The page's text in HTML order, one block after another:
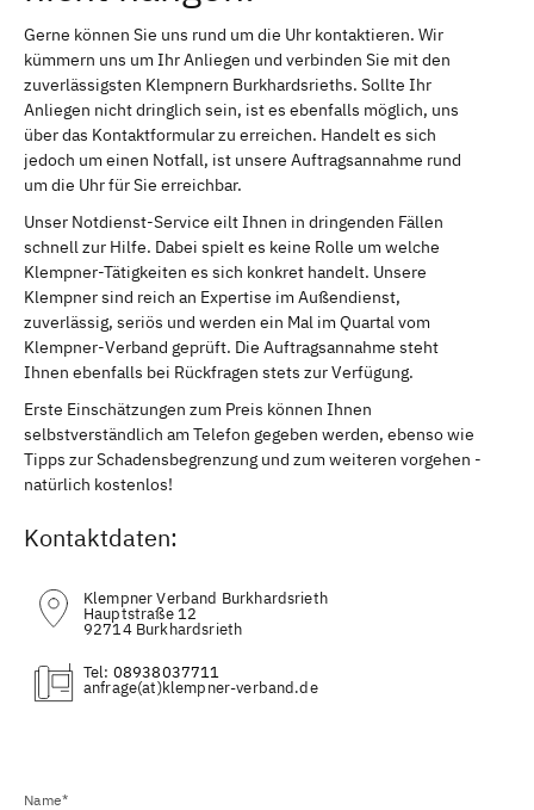
Gerne können Sie uns rund um die Uhr kontaktieren. Wir
kümmern uns um Ihr Anliegen und verbinden Sie mit den
zuverlässigsten Klempnern Burkhardsrieths. Sollte Ihr
Anliegen nicht dringlich sein, ist es ebenfalls möglich, uns
über das Kontaktformular zu erreichen. Handelt es sich
jedoch um einen Notfall, ist unsere Auftragsannahme rund
um die Uhr für Sie erreichbar.
Unser Notdienst-Service eilt Ihnen in dringenden Fällen
schnell zur Hilfe. Dabei spielt es keine Rolle um welche
Klempner-Tätigkeiten es sich konkret handelt. Unsere
Klempner sind reich an Expertise im Außendienst,
zuverlässig, seriös und werden ein Mal im Quartal vom
Klempner-Verband geprüft. Die Auftragsannahme steht
Ihnen ebenfalls bei Rückfragen stets zur Verfügung.
Erste Einschätzungen zum Preis können Ihnen
selbstverständlich am Telefon gegeben werden, ebenso wie
Tipps zur Schadensbegrenzung und zum weiteren vorgehen -
natürlich kostenlos!
Kontaktdaten:
Klempner Verband Burkhardsrieth
Hauptstraße 12
92714 Burkhardsrieth
Tel: 08938037711
(at)
Name*